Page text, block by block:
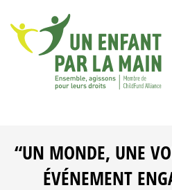
“UN MONDE, UNE
ÉVÉNEMENT